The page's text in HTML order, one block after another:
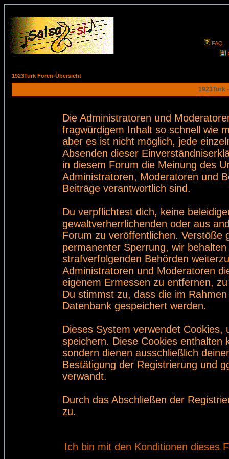
FAQ
1923Turk Foren-Übersicht
1923Turk
Die Administratoren und
fragwürdigem Inhalt so schnell wie
aber es ist nicht möglich, jede
Absenden dieser
in diesem Forum die Meinung des
Administratoren, Moderatoren und
Beiträge verantwortlich sind.
Du verpflichtest dich, keine
gewaltverherrlichenden oder aus
Forum zu veröffentlichen. Verstöße
permanenter Sperrung, wir
strafverfolgenden Behörden
Administratoren und Moderatoren
eigenem Ermessen zu entfernen,
Du stimmst zu, dass die im
Datenbank gespeichert werden.
Dieses System verwendet
speichern. Diese Cookies enthalten
sondern dienen ausschließlich
Bestätigung der Registrierung und
verwandt.
Durch das Abschließen der
zu.
Ich bin mit den Konditionen dieses